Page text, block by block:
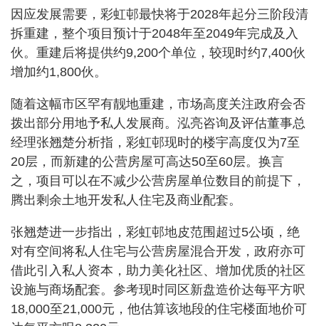
因应发展需要，彩虹邨最快将于2028年起分三阶段清
拆重建，整个项目预计于2048年至2049年完成及入
伙。重建后将提供约9,200个单位，较现时约7,400伙
增加约1,800伙。
随着这幅市区罕有靓地重建，市场高度关注政府会否
拨出部分用地予私人发展商。泓亮咨询及评估董事总
经理张翘楚分析指，彩虹邨现时的楼宇高度仅为7至
20层，而新建的公营房屋可高达50至60层。换言
之，项目可以在不减少公营房屋单位数目的前提下，
腾出剩余土地开发私人住宅及商业配套。
张翘楚进一步指出，彩虹邨地皮范围超过5公顷，绝
对有空间将私人住宅与公营房屋混合开发，政府亦可
借此引入私人资本，助力美化社区、增加优质的社区
设施与商场配套。参考现时同区新盘造价达每平方呎
18,000至21,000元，他估算该地段的住宅楼面地价可